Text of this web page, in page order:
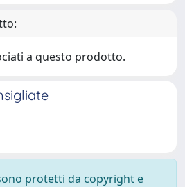
a questo prodotto.
protetti da copyright e